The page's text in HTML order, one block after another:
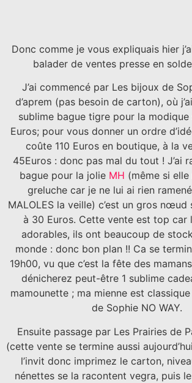
Donc comme je vous expliquais hier
balader de ventes presse en
J’ai commencé par Les bijoux de
d’aprem (pas besoin de carton), où
sublime bague tigre pour la
Euros; pour vous donner un ordre
coûte 110 Euros en boutique, à la
45Euros : donc pas mal du tout ! J’ai
bague pour la jolie MH (même si elle
greluche car je ne lui ai rien
MALOLES la veille) c’est un gros nœud
à 30 Euros. Cette vente est top car
adorables, ils ont beaucoup de
monde : donc bon plan !! Ca se
19h00, vu que c’est la fête des
dénicherez peut-être 1 sublime
mamounette ; ma mienne est
de Sophie NO WAY.
Ensuite passage par Les Prairies de
(cette vente se termine aussi
l’invit donc imprimez le carton,
nénettes se la racontent vegra, puis